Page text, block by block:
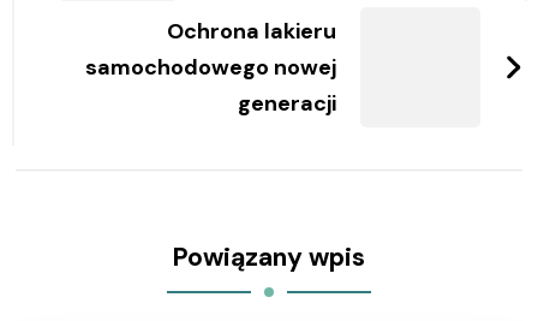
Ochrona lakieru
samochodowego nowej
generacji
Powiązany wpis